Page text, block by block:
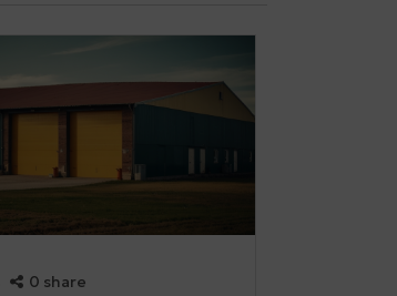
0 share